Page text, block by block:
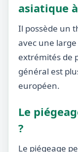
asiatique
Il possède un
avec une
extrémités de
général est
européen.
Le
?
Le piégeage